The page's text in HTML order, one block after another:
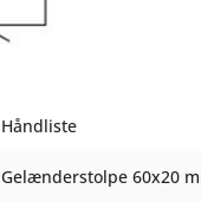
Håndliste
Gelænderstolpe 60x20